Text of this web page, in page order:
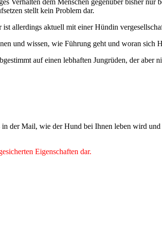
stellt kein Problem dar.
allerdings aktuell mit einer Hündin
und wissen, wie Führung geht und woran sich
auf einen lebhaften Jungrüden, der aber
der Mail, wie der Hund bei Ihnen leben wird
Eigenschaften dar.